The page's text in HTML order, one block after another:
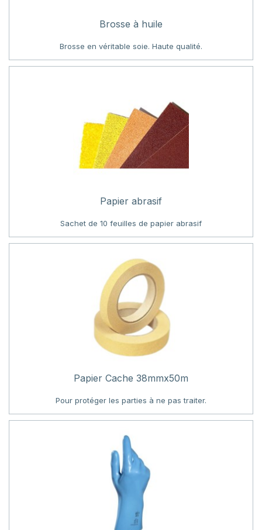
Brosse à huile
Brosse en véritable soie. Haute qualité.
Papier abrasif
Sachet de 10 feuilles de papier abrasif
Papier Cache 38mmx50m
Pour protéger les parties à ne pas traiter.